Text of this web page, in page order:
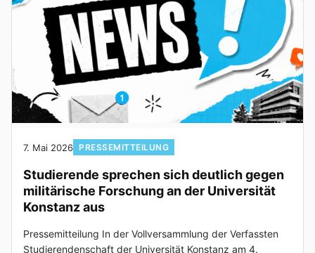
7. Mai 2026 PRESSEMITTEILUNG
Studierende sprechen sich deutlich gegen
militärische Forschung an der Universität
Konstanz aus
Pressemitteilung In der Vollversammlung der Verfassten
Studierendenschaft der Universität Konstanz am 4.